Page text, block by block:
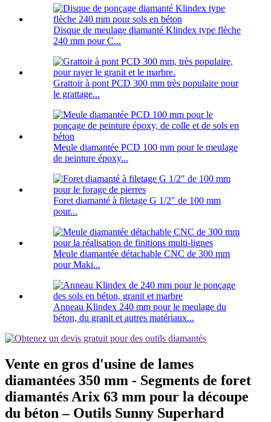
Disque de meulage diamanté Klindex type flèche
240 mm pour C...
Grattoir à pont PCD 300 mm très populaire pour
le grattage...
Meule diamantée PCD 100 mm pour le meulage
de peinture époxy...
Foret diamanté à filetage G 1/2″ de 100 mm
pour...
Meule diamantée détachable CNC de 300 mm
pour Maki...
Anneau Klindex 240 mm pour le meulage du
béton, du granit et autres matériaux...
Vente en gros d'usine de lames
diamantées 350 mm - Segments de foret
diamantés Arix 63 mm pour la découpe
du béton – Outils Sunny Superhard